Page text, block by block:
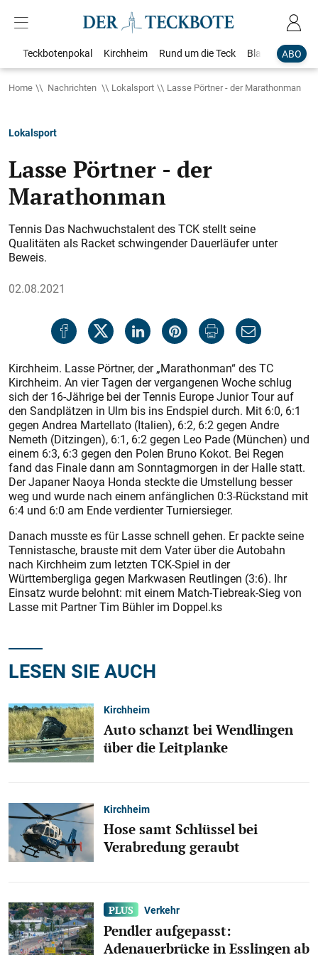
ABO
Teckbotenpokal Kirchheim Rund um die Teck Blaulicht
Home Nachrichten Lokalsport Lasse Pörtner - der Marathonman
Lokalsport
Lasse Pörtner - der
Marathonman
Tennis Das Nachwuchstalent des TCK stellt seine
Qualitäten als Racket schwingender Dauerläufer unter
Beweis.
02.08.2021
Kirchheim. Lasse Pörtner, der „Marathonman“ des TC
Kirchheim. An vier Tagen der vergangenen Woche schlug
sich der 16-Jährige bei der Tennis Europe Junior Tour auf
den Sandplätzen in Ulm bis ins Endspiel durch. Mit 6:0, 6:1
gegen Andrea Martellato (Italien), 6:2, 6:2 gegen Andre
Nemeth (Ditzingen), 6:1, 6:2 gegen Leo Pade (München) und
einem 6:3, 6:3 gegen den Polen Bruno Kokot. Bei Regen
fand das Finale dann am Sonntagmorgen in der Halle statt.
Der Japaner Naoya Honda steckte die Umstellung besser
weg und wurde nach einem anfänglichen 0:3-Rückstand mit
6:4 und 6:0 am Ende verdienter Turniersieger.
Danach musste es für Lasse schnell gehen. Er packte seine
Tennistasche, brauste mit dem Vater über die Autobahn
nach Kirchheim zum letzten TCK-Spiel in der
Württembergliga gegen Mark­wasen Reutlingen (3:6). Ihr
Einsatz wurde belohnt: mit einem Match-Tiebreak-Sieg von
Lasse mit Partner Tim Bühler im Doppel.ks
LESEN SIE AUCH
Kirchheim
Auto schanzt bei Wendlingen
über die Leitplanke
Kirchheim
Hose samt Schlüssel bei
Verabredung geraubt
Verkehr
Pendler aufgepasst:
Adenauerbrücke in Esslingen ab